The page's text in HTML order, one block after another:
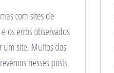
com sites de
os erros observados
um site. Muitos dos
nesses posts